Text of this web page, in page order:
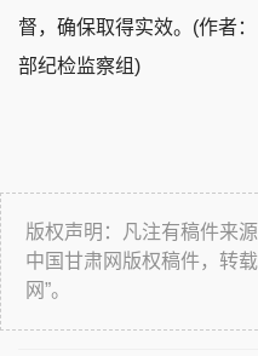
督，确保取得实效。(作者
部纪检监察组)
版权声明：凡注有稿件来
中国甘肃网版权稿件，转
网”。